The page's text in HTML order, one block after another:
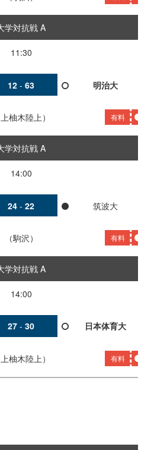
学対抗戦 A
11:30
12 - 63 明治大
上柚木陸上 有料
学対抗戦 A
14:00
24 - 22 筑波大
駒沢 有料
学対抗戦 A
14:00
27 - 30 日本体育大
上柚木陸上 有料